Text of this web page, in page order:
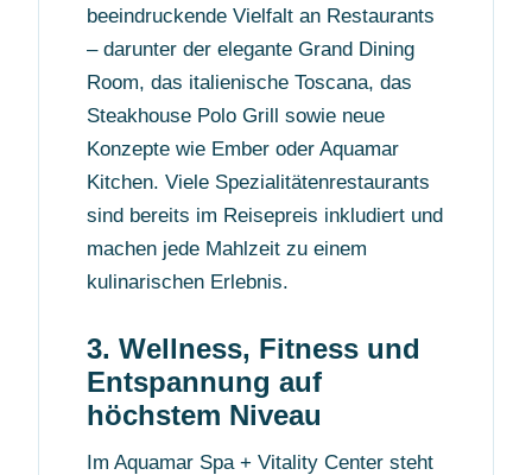
beeindruckende Vielfalt an Restaurants
– darunter der elegante Grand Dining
Room, das italienische Toscana, das
Steakhouse Polo Grill sowie neue
Konzepte wie Ember oder Aquamar
Kitchen. Viele Spezialitätenrestaurants
sind bereits im Reisepreis inkludiert und
machen jede Mahlzeit zu einem
kulinarischen Erlebnis.
3. Wellness, Fitness und
Entspannung auf
höchstem Niveau
Im Aquamar Spa + Vitality Center steht